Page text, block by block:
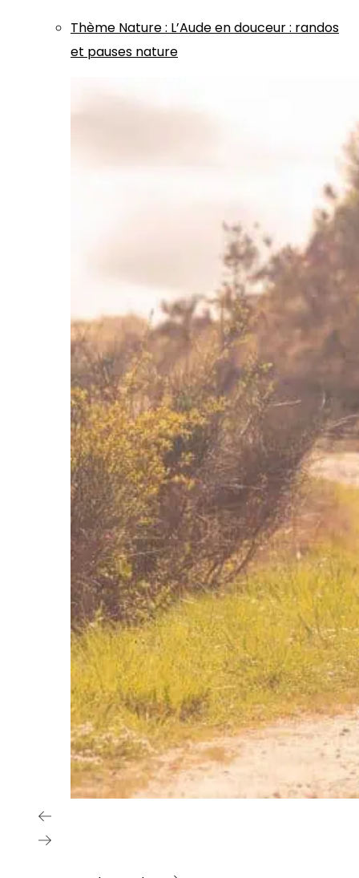
Thème Nature: L’Aude en douceur : randos
et pauses nature